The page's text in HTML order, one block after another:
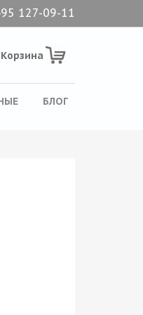
127-09-11
БЛОГ